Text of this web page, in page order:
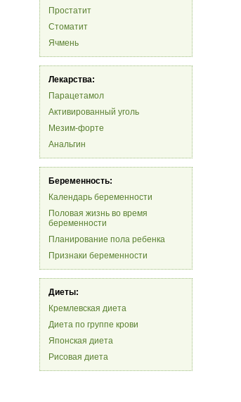
Простатит
Стоматит
Ячмень
Лекарства:
Парацетамол
Активированный уголь
Мезим-форте
Анальгин
Беременность:
Календарь беременности
Половая жизнь во время
беременности
Планирование пола ребенка
Признаки беременности
Диеты:
Кремлевская диета
Диета по группе крови
Японская диета
Рисовая диета